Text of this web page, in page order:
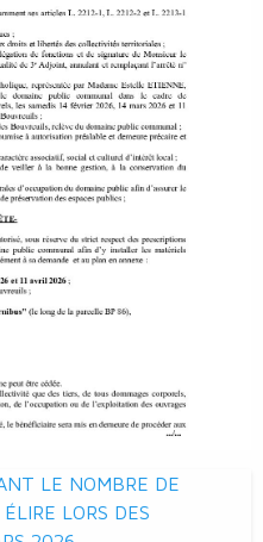
LE NOMBRE DE
LORS DES